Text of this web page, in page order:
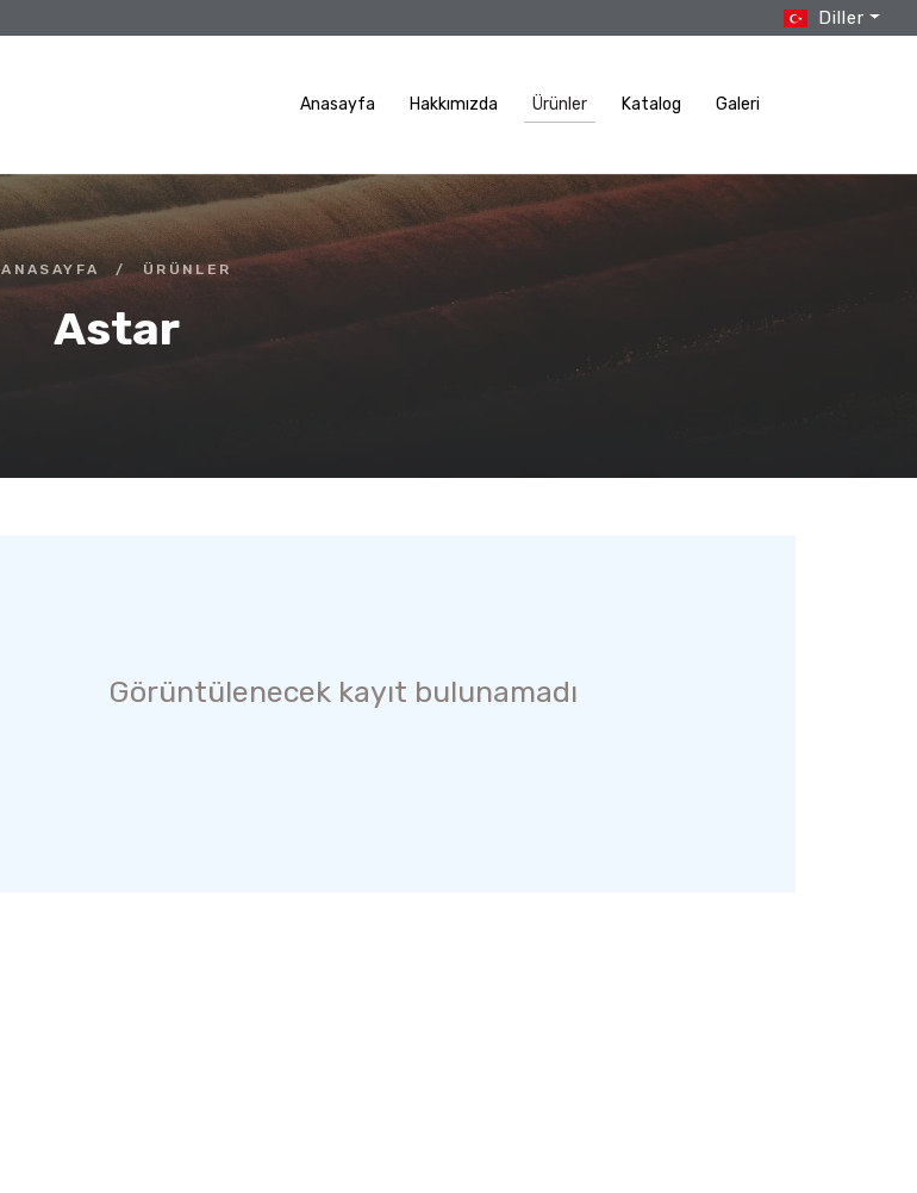
Diller
Anasayfa Hakkımızda Ürünler Katalog Galeri
ANASAYFA / ÜRÜNLER
Astar
Görüntülenecek kayıt bulunamadı